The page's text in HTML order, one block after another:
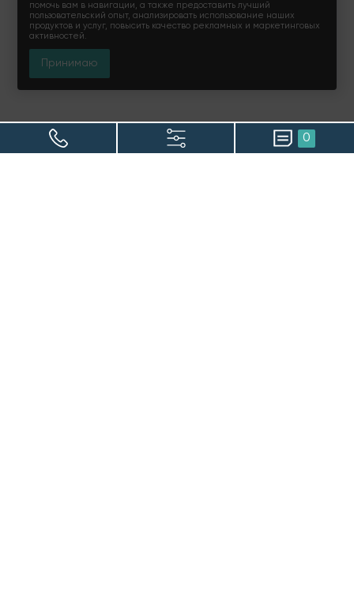
помочь вам в навигации, а также предоставить лучший
пользовательский опыт, анализировать использование наших
продуктов и услуг, повысить качество рекламных и маркетинговых
активностей.
Принимаю
0